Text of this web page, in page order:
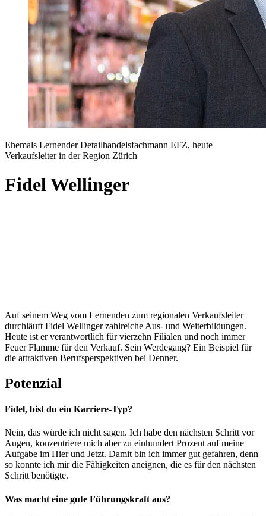
Ehemals Lernender Detailhandelsfachmann EFZ, heute
Verkaufsleiter in der Region Zürich
Fidel Wellinger
Auf seinem Weg vom Lernenden zum regionalen Verkaufsleiter
durchläuft Fidel Wellinger zahlreiche Aus- und Weiterbildungen.
Heute ist er verantwortlich für vierzehn Filialen und noch immer
Feuer Flamme für den Verkauf. Sein Werdegang? Ein Beispiel für
die attraktiven Berufsperspektiven bei Denner.
Potenzial
Fidel, bist du ein Karriere-Typ?
Nein, das würde ich nicht sagen. Ich habe den nächsten Schritt vor
Augen, konzentriere mich aber zu einhundert Prozent auf meine
Aufgabe im Hier und Jetzt. Damit bin ich immer gut gefahren, denn
so konnte ich mir die Fähigkeiten aneignen, die es für den nächsten
Schritt benötigte.
Was macht eine gute Führungskraft aus?